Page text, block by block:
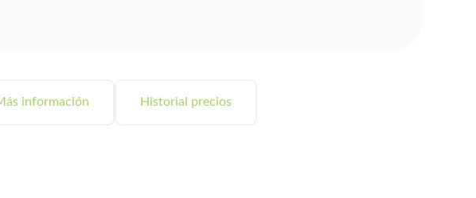
información Historial precios